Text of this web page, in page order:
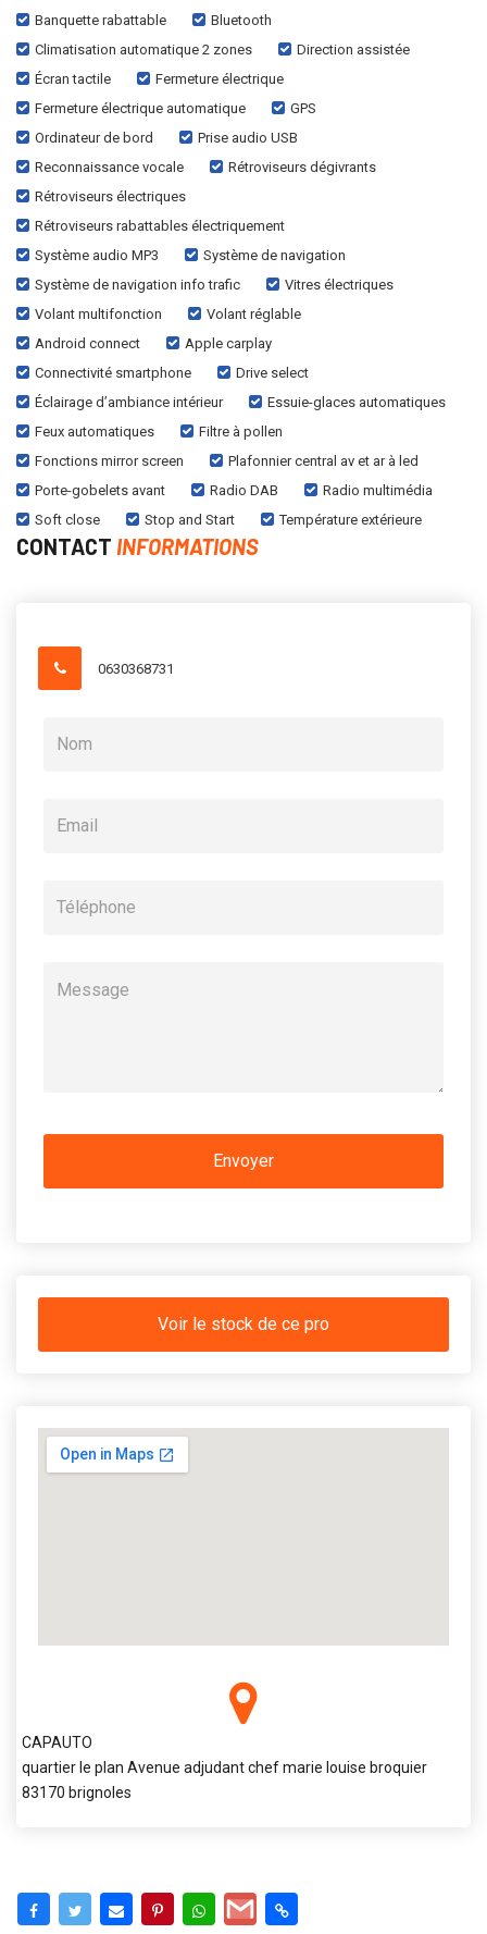
Banquette rabattable
Bluetooth
Climatisation automatique 2 zones
Direction assistée
Écran tactile
Fermeture électrique
Fermeture électrique automatique
GPS
Ordinateur de bord
Prise audio USB
Reconnaissance vocale
Rétroviseurs dégivrants
Rétroviseurs électriques
Rétroviseurs rabattables électriquement
Système audio MP3
Système de navigation
Système de navigation info trafic
Vitres électriques
Volant multifonction
Volant réglable
Android connect
Apple carplay
Connectivité smartphone
Drive select
Éclairage d’ambiance intérieur
Essuie-glaces automatiques
Feux automatiques
Filtre à pollen
Fonctions mirror screen
Plafonnier central av et ar à led
Porte-gobelets avant
Radio DAB
Radio multimédia
Soft close
Stop and Start Température extérieure
CONTACT INFORMATIONS
0630368731
Voir le stock de ce pro
CAPAUTO
quartier le plan Avenue adjudant chef marie louise broquier
83170 brignoles